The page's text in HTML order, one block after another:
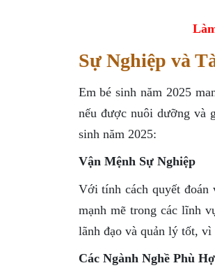
Sự Nghiệp và
Em bé sinh năm 2025
nếu được nuôi dưỡng và
sinh năm 2025:
Vận Mệnh Sự Nghiệp
Với tính cách quyết đoán
mạnh mẽ trong các lĩnh
lãnh đạo và quản lý tốt,
Các Ngành Nghề Phù